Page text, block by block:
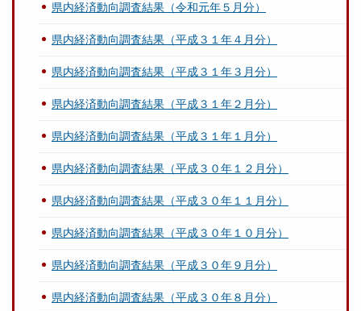
県内経済動向調査結果（令和元年５月分）
県内経済動向調査結果（平成３１年４月分）
県内経済動向調査結果（平成３１年３月分）
県内経済動向調査結果（平成３１年２月分）
県内経済動向調査結果（平成３１年１月分）
県内経済動向調査結果（平成３０年１２月分）
県内経済動向調査結果（平成３０年１１月分）
県内経済動向調査結果（平成３０年１０月分）
県内経済動向調査結果（平成３０年９月分）
県内経済動向調査結果（平成３０年８月分）